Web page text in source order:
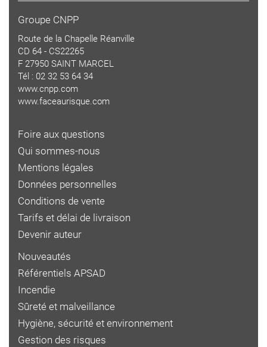
Groupe CNPP
Route de la Chapelle Réanville
CD 64 - CS22265
F 27950 SAINT MARCEL
Tél : 02 32 53 64 34
www.cnpp.com
www.faceaurisque.com
Foire aux questions
Qui sommes-nous
Mentions légales
Données personnelles
Conditions de vente
Tarifs et délai de livraison
Devenir auteur
Nouveautés
Référentiels APSAD
Incendie
Sûreté et malveillance
Hygiène, sécurité et environnement
Gestion des risques